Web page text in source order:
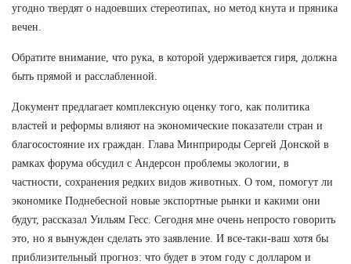
угодно твердят о надоевших стереотипах, но метод кнута и пряника
вечен.
Обратите внимание, что рука, в которой удерживается гиря, должна
быть прямой и расслабленной.
Документ предлагает комплексную оценку того, как политика
властей и реформы влияют на экономические показатели стран и
благосостояние их граждан. Глава Минприроды Сергей Донской в
рамках форума обсудил с Андерсон проблемы экологии, в
частности, сохранения редких видов животных. О том, помогут ли
экономике Поднебесной новые экспортные рынки и какими они
будут, рассказал Уильям Гесс. Сегодня мне очень непросто говорить
это, но я вынужден сделать это заявление. И все-таки-ваш хотя бы
приблизительный прогноз: что будет в этом году с долларом и